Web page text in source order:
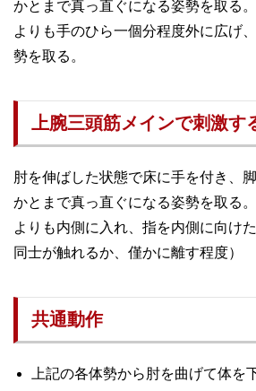
かとまで真っ直ぐになる姿勢を取る
よりも手のひら一個分程度外に広げ
勢を取る。
上腕三頭筋メインで刺激す
肘を伸ばした状態で床に手を付き、
かとまで真っ直ぐになる姿勢を取る
よりも内側に入れ、指を内側に向け
同士が触れるか、僅かに離す程度）
共通動作
上記の各体勢から肘を曲げて体を